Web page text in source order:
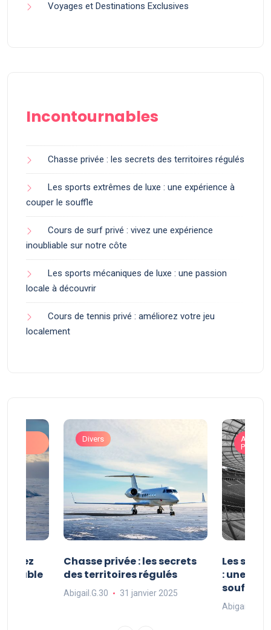
Voyages et Destinations Exclusives
Incontournables
Chasse privée : les secrets des territoires régulés
Les sports extrêmes de luxe : une expérience à
couper le souffle
Cours de surf privé : vivez une expérience
inoubliable sur notre côte
Les sports mécaniques de luxe : une passion
locale à découvrir
Cours de tennis privé : améliorez votre jeu
localement
vivez
Divers
Chasse privée : les secrets
des territoires régulés
Abigail.G.30 31 janvier 2025
Art de
Les
: une
souffle
Abigail.G.30